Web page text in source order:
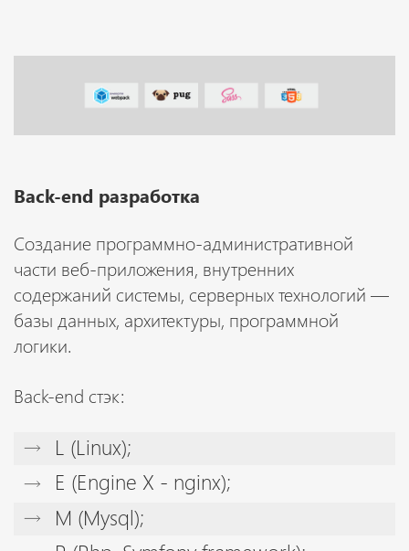
Back-end разработка
Создание программно-административной
части веб-приложения, внутренних
содержаний системы, серверных технологий —
базы данных, архитектуры, программной
логики.
Back-end стэк:
L (Linux);
E (Engine X - nginx);
M (Mysql);